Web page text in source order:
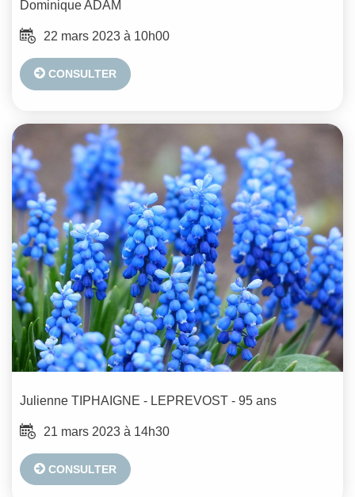
DominiqueADAM
22 mars 2023 à 10h00
CONSULTER
Julienne TIPHAIGNE - LEPREVOST - 95 ans
21 mars 2023 à 14h30
CONSULTER